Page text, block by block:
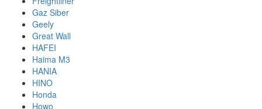
Gaz Siber
Geely
Great Wall
HAFEI
Haima M3
HANIA
HINO
Honda
Howo